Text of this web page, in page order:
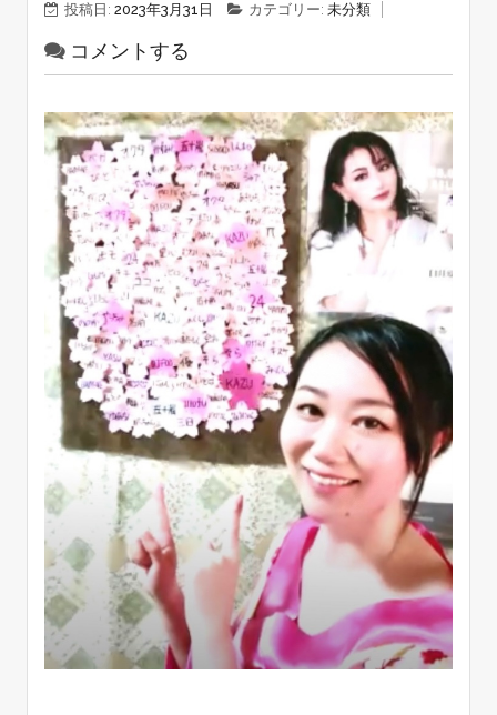
投稿日: 2023年3月31日 カテゴリー: 未分類
コメントする